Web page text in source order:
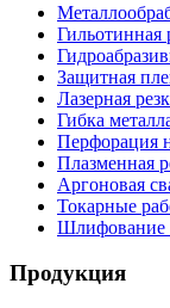
Гильотинная
Защитная
Лазерная
Гибка
Перфорация
Плазменная
Аргоновая
Токарные
Шлифование
Продукция